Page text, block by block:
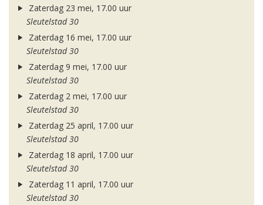
Zaterdag 23 mei, 17.00 uur
Sleutelstad 30
Zaterdag 16 mei, 17.00 uur
Sleutelstad 30
Zaterdag 9 mei, 17.00 uur
Sleutelstad 30
Zaterdag 2 mei, 17.00 uur
Sleutelstad 30
Zaterdag 25 april, 17.00 uur
Sleutelstad 30
Zaterdag 18 april, 17.00 uur
Sleutelstad 30
Zaterdag 11 april, 17.00 uur
Sleutelstad 30